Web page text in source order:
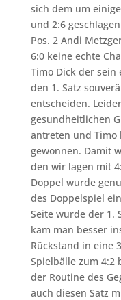
sich dem um
und 2:6
Pos. 2 Andi
6:0 keine echte
Timo Dick der
den 1. Satz
entscheiden.
gesundheitlichen
antreten und Timo
gewonnen. Damit
den wir lagen mit
Doppel wurde
des Doppelspiel
Seite wurde der 1.
kam man besser
Rückstand in eine
Spielbälle zum 4:2
der Routine des
auch diesen Satz